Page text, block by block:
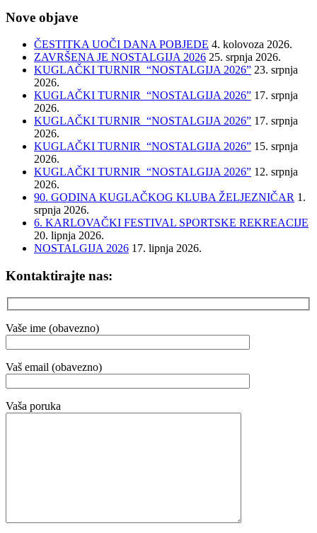
Nove objave
ČESTITKA UOČI DANA POBJEDE 4. kolovoza 2026.
ZAVRŠENA JE NOSTALGIJA 2026 25. srpnja 2026.
KUGLAČKI TURNIR “NOSTALGIJA 2026” 23. srpnja
2026.
KUGLAČKI TURNIR “NOSTALGIJA 2026” 17. srpnja
2026.
KUGLAČKI TURNIR “NOSTALGIJA 2026” 17. srpnja
2026.
KUGLAČKI TURNIR “NOSTALGIJA 2026” 15. srpnja
2026.
KUGLAČKI TURNIR “NOSTALGIJA 2026” 12. srpnja
2026.
90. GODINA KUGLAČKOG KLUBA ŽELJEZNIČAR 1.
srpnja 2026.
6. KARLOVAČKI FESTIVAL SPORTSKE REKREACIJE
20. lipnja 2026.
NOSTALGIJA 2026 17. lipnja 2026.
Kontaktirajte nas:
Vaše ime (obavezno)
Vaš email (obavezno)
Vaša poruka